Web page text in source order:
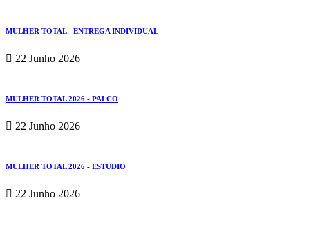
MULHER TOTAL - ENTREGA INDIVIDUAL
22 Junho 2026
MULHER TOTAL 2026 - PALCO
22 Junho 2026
MULHER TOTAL 2026 - ESTÚDIO
22 Junho 2026